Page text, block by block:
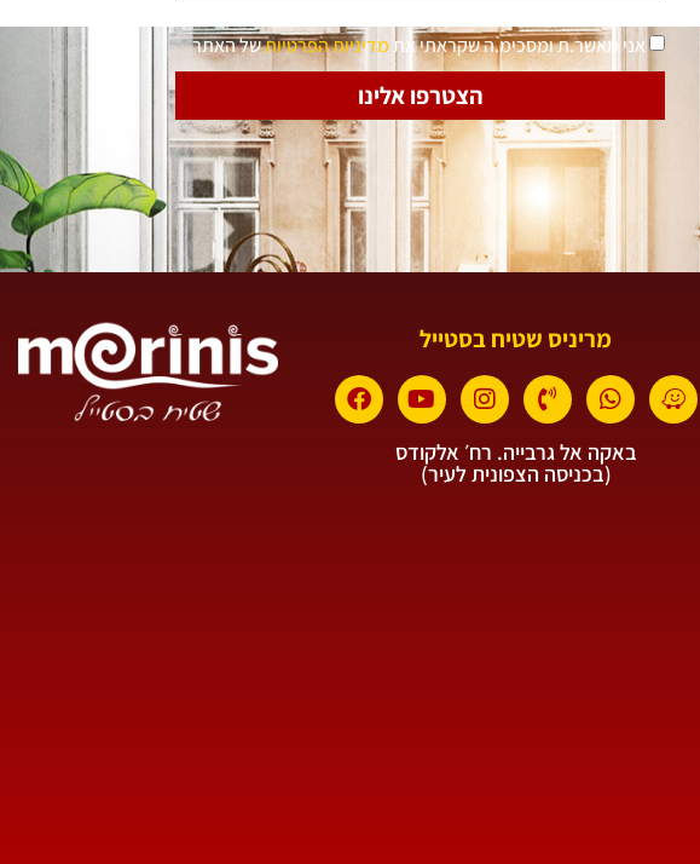
אני מאשר.ת ומסכימ.ה שקראתי את מדיניות הפרטיותשל האתר
הצטרפו אלינו
מריניס שטיח בסטייל
באקה אל גרבייה. רח׳ אלקודס
(בכניסה הצפונית לעיר)